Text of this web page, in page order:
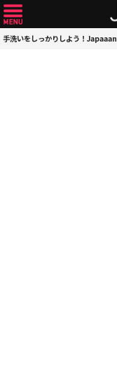
手洗いをしっかりしよう！Japaaan